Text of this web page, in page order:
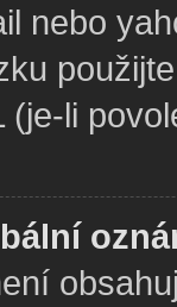
nebo
(je-li